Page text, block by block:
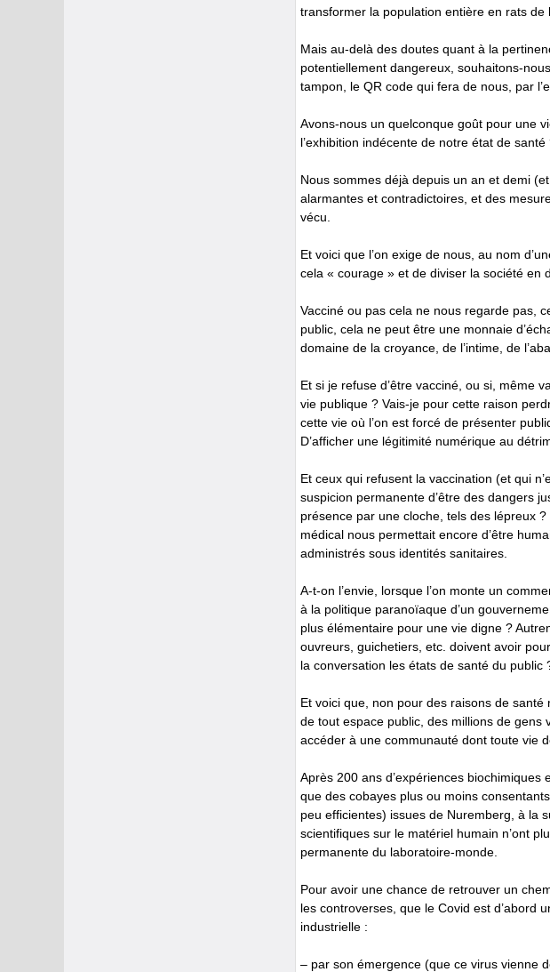
transformer la population entière en rats de
Mais au-delà des doutes quant à la
potentiellement dangereux, souhaitons-
tampon, le QR code qui fera de nous, par
Avons-nous un quelconque goût pour une
l’exhibition indécente de notre état de santé
Nous sommes déjà depuis un an et demi
alarmantes et contradictoires, et des
vécu.
Et voici que l’on exige de nous, au nom
cela « courage » et de diviser la société en
Vacciné ou pas cela ne nous regarde pas,
public, cela ne peut être une monnaie
domaine de la croyance, de l’intime, de
Et si je refuse d’être vacciné, ou si, même
vie publique ? Vais-je pour cette raison
cette vie où l’on est forcé de présenter
D’afficher une légitimité numérique au
Et ceux qui refusent la vaccination (et qui
suspicion permanente d’être des dangers
présence par une cloche, tels des lépreux
médical nous permettait encore d’être
administrés sous identités sanitaires.
A-t-on l’envie, lorsque l’on monte un
à la politique paranoïaque d’un
plus élémentaire pour une vie digne ?
ouvreurs, guichetiers, etc. doivent avoir
la conversation les états de santé du public
Et voici que, non pour des raisons de
de tout espace public, des millions de
accéder à une communauté dont toute vie
Après 200 ans d’expériences
que des cobayes plus ou moins
peu efficientes) issues de Nuremberg, à la
scientifiques sur le matériel humain n’ont
permanente du laboratoire-monde.
Pour avoir une chance de retrouver un
les controverses, que le Covid est d’abord
industrielle :
– par son émergence (que ce virus vienne